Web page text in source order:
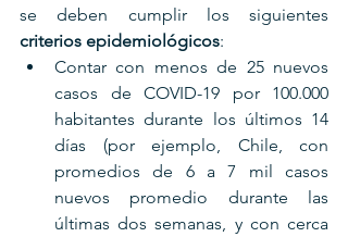
criterios epidemiológicos:
Contar con menos de 25 nuevos
casos de COVID-19 por 100.000
habitantes durante los últimos 14
días (por ejemplo, Chile, con
promedios de 6 a 7 mil casos
nuevos promedio durante las
últimas dos semanas, y con cerca